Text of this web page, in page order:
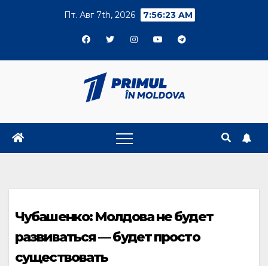
Пт. Авг 7th, 2026 7:56:24 AM
Чубашенко: Молдова не будет
развиваться — будет просто
существовать